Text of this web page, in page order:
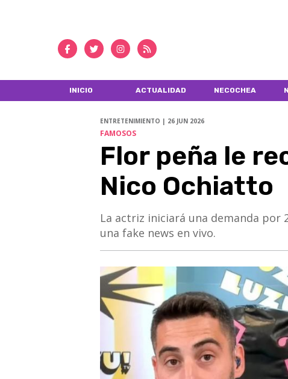
INICIO ACTUALIDAD NECOCHEA
ENTRETENIMIENTO | 26 JUN 2026
FAMOSOS
Flor peña le
Nico Ochiatto
La actriz iniciará una demanda por
una fake news en vivo.